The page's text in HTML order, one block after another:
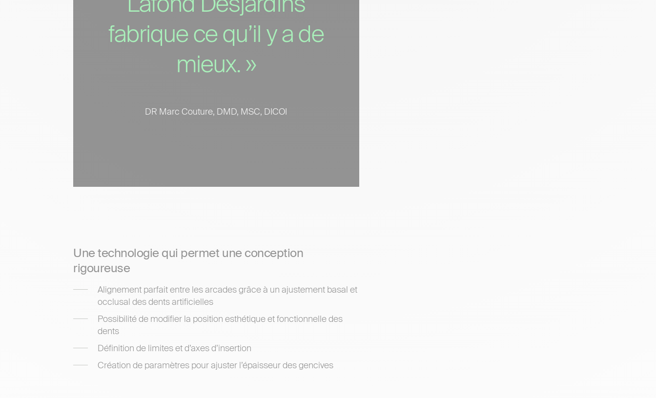
Lafond Desjardins
fabrique ce qu’il y a de
mieux. »
DR Marc Couture, DMD, MSC, DICOI
Une technologie qui permet une conception
rigoureuse
Alignement parfait entre les arcades grâce à un ajustement basal et
occlusal des dents artificielles
Possibilité de modifier la position esthétique et fonctionnelle des
dents
Définition de limites et d’axes d’insertion
Création de paramètres pour ajuster l’épaisseur des gencives